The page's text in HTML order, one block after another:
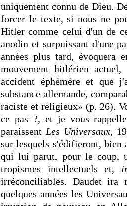
uniquement connu de Dieu.
forcer le texte, si nous ne
Hitler comme celui d'un de
anodin et surpuissant d'une
années plus tard, évoquera
mouvement hitlérien
accident éphémère et que
substance allemande,
raciste et religieux» (p. 26).
ce pas ?, et je vous
paraissent Les Universaux,
sur lesquels s'édifieront, bien
qui lui parut, pour le coup,
tropismes intellectuels et,
irréconciliables. Daudet ira
quelques années les